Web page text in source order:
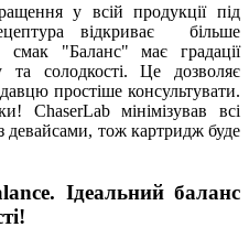
у всій продукції під
відкриває більше
"Баланс" має градації
та солодкості. Це дозволяє
простіше консультувати.
ChaserLab мінімізував всі
девайсами, тож картридж буде
Ідеальний баланс